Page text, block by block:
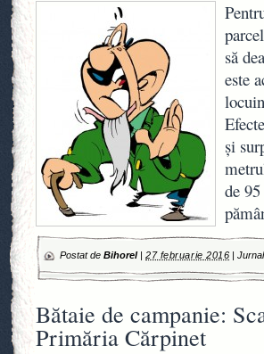
să
este
şi
de
Postat de Bihorel| 27 februarie 2016 |
Bătaie de campanie:
Primăria Cărpinet